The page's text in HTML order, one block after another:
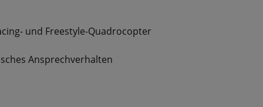
und Freestyle-Quadrocopter
Ansprechverhalten